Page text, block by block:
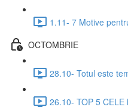
1.11- 7 Motive
OCTOMBRIE
28.10- Totul este
26.10- TOP 5 CELE